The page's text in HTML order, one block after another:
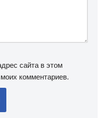
сайта в этом
комментариев.